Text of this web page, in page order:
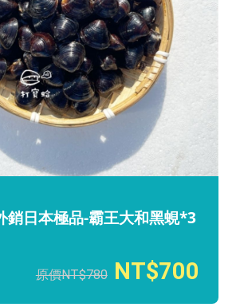
銷日本極品-霸王大和黑蜆*3
780 700